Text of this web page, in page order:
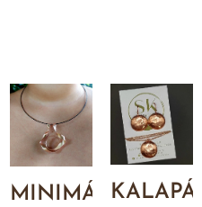
MINIMÁL